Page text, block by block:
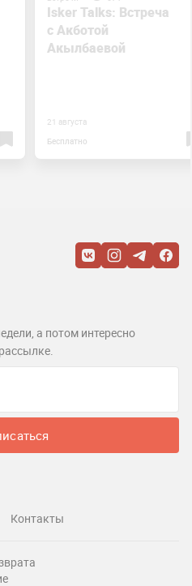
Isker Talks: Встреча
с Акботой
Акылбаевой
21 августа
Бесплатно
а потом интересно
Контакты